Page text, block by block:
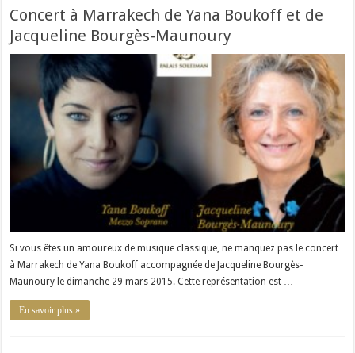
Concert à Marrakech de Yana Boukoff et de
Jacqueline Bourgès-Maunoury
Si vous êtes un amoureux de musique classique, ne manquez pas le concert
à Marrakech de Yana Boukoff accompagnée de Jacqueline Bourgès-
Maunoury le dimanche 29 mars 2015. Cette représentation est …
En savoir plus »